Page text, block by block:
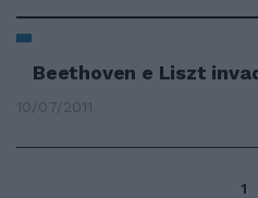
Beethoven e Liszt
10/07/2011
1